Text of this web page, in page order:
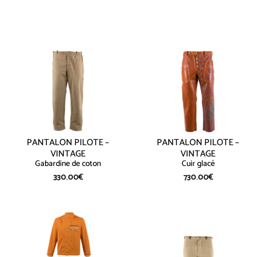
PANTALON PILOTE –
VINTAGE
Gabardine de coton
330.00€
PANTALON PILOTE –
VINTAGE
Cuir glacé
730.00€